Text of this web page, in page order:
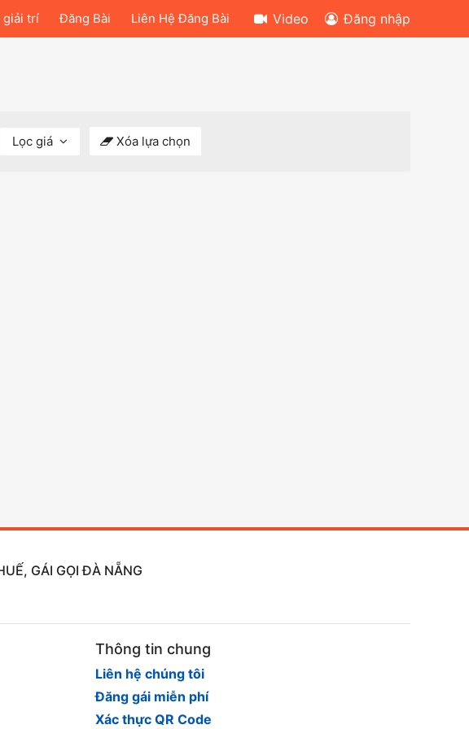
giải trí Đăng Bài Liên Hệ Đăng Bài Video Đăng nhập
Lọc giá Xóa lựa chọn
GÁI GỌI ĐÀ NẴNG
Thông tin chung
Liên hệ chúng tôi
Đăng gái miễn phí
Xác thực QR Code